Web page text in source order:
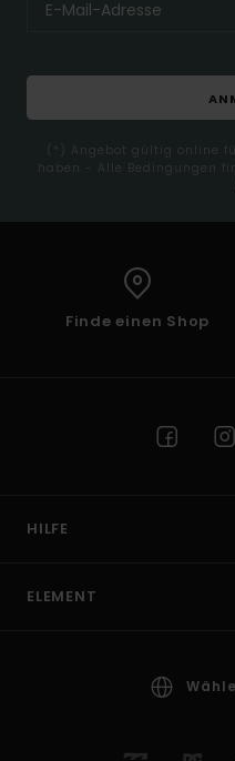
(*) Angebot gültig online
haben - Alle Bedingungen
Finde einen Shop
HILFE
ELEMENT